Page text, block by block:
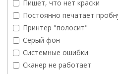
Пишет, что нет краски
Постоянно печатает
Принтер "полосит"
Серый фон
Системные ошибки
Сканер не работает